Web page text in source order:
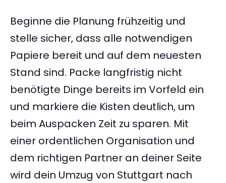
Beginne die Planung frühzeitig und
stelle sicher, dass alle notwendigen
Papiere bereit und auf dem neuesten
Stand sind. Packe langfristig nicht
benötigte Dinge bereits im Vorfeld ein
und markiere die Kisten deutlich, um
beim Auspacken Zeit zu sparen. Mit
einer ordentlichen Organisation und
dem richtigen Partner an deiner Seite
wird dein Umzug von Stuttgart nach